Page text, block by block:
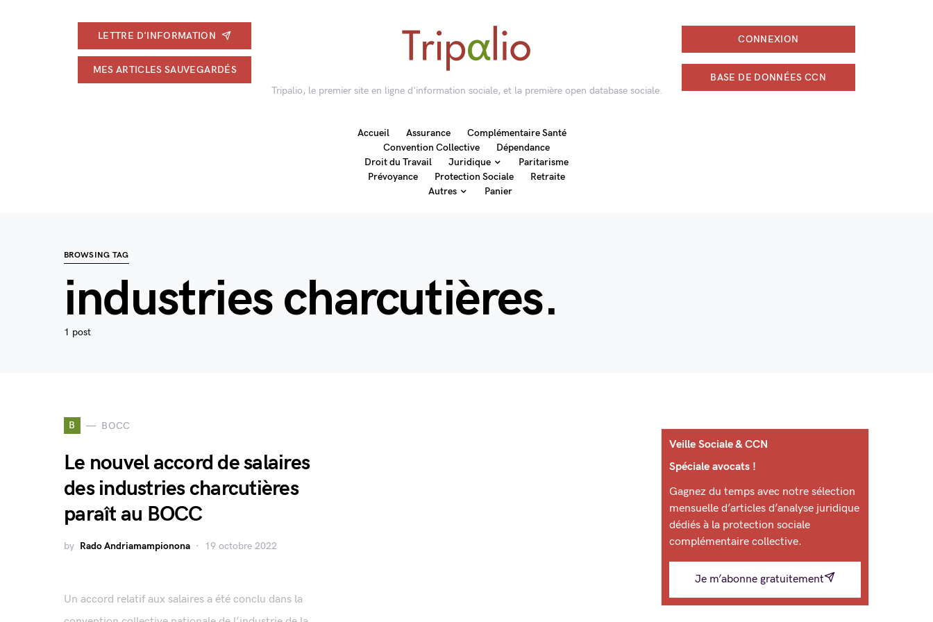
LETTRE D'INFORMATION
MES ARTICLES SAUVEGARDÉS
Tripalio, le premier site en ligne d'information sociale, et la première open database sociale.
CONNEXION
BASE DE DONNÉES CCN
Accueil Assurance
Complémentaire Santé
Convention Collective
Dépendance
Droit du Travail
Juridique
Paritarisme
Prévoyance
Protection Sociale
Retraite
Autres
Panier
BROWSING TAG
industries charcutières.
1 post
B BOCC
Le nouvel accord de salaires
des industries charcutières
paraît au BOCC
by Rado Andriamampionona 19 octobre 2022
Un accord relatif aux salaires a été conclu dans la
Veille Sociale & CCN
Spéciale avocats !
Gagnez du temps avec notre sélection
mensuelle d’articles d’analyse juridique
dédiés à la protection sociale
complémentaire collective.
Je m’abonne gratuitement